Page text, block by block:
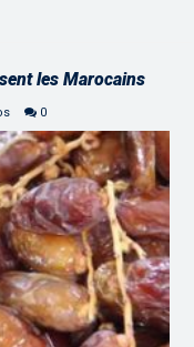
les Marocains
0